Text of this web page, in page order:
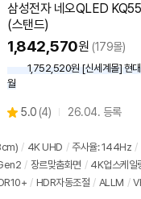
삼성전자 네오QLED
(스탠드)
1,842,570원 (179몰)
1,752,520원 [신세계몰] 현대
월
별
5.0 (상
리
뷰
4) 26.04. 등록
/ 4K UHD / 주사율: 144Hz /
/ 장르맞춤화면 / 4K업스케일
/ HDR자동조절 / ALLM /